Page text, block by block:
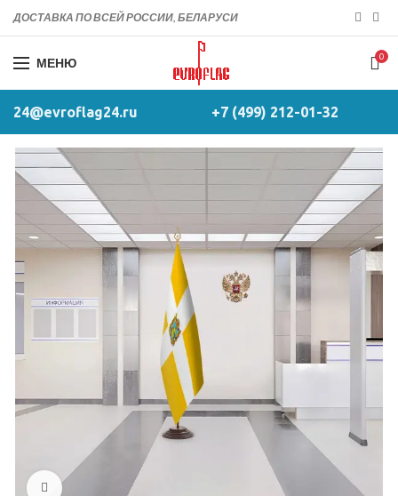
ДОСТАВКА ПО ВСЕЙ РОССИИ, БЕЛАРУСИ
МЕНЮ 0
24@evroflag24.ru +7 (499) 212-01-32
Click to enlarge